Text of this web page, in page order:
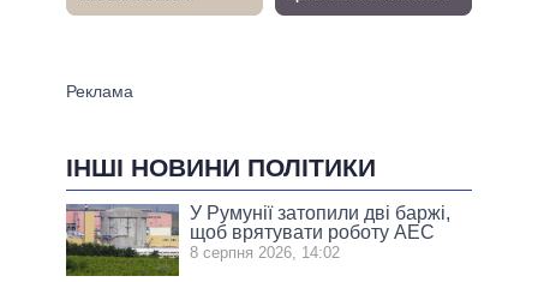
ІНШІ НОВИНИ ПОЛІТИКИ
У Румунії затопили дві баржі,
щоб врятувати роботу АЕС
8 серпня 2026, 14:02